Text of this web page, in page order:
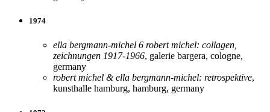
1974
ella bergmann-michel 6 robert michel: collagen,
zeichnungen 1917-1966, galerie bargera, cologne,
germany
robert michel & ella bergmann-michel: retrospektive,
kunsthalle hamburg, hamburg, germany